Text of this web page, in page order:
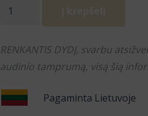
produkto
su
plačiu
sijonu
XS-
​RENKANTIS DYDĮ, svarbu
audinio tamprumą, visą šią
Pagaminta Lietuvoje